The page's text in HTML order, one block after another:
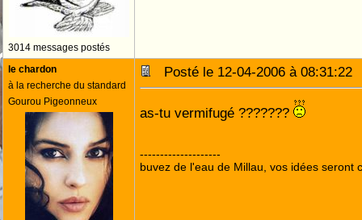
3014 messages postés
le chardon
à la recherche du standard
Gourou Pigeonneux
Posté le 12-04-2006 à
as-tu vermifugé ???????
--------------------
buvez de l'eau de Millau, vos idées seront